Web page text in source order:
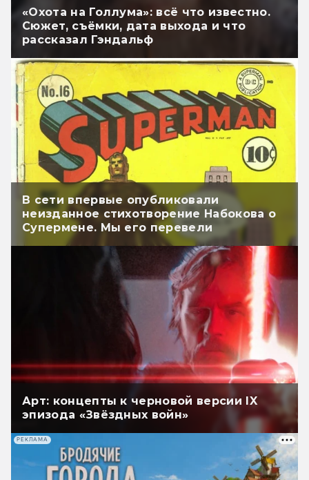
«Охота на Голлума»: всё что известно.
Сюжет, съёмки, дата выхода и что
рассказал Гэндальф
В сети впервые опубликовали
неизданное стихотворение Набокова о
Супермене. Мы его перевели
Арт: концепты к черновой версии IX
эпизода «Звёздных войн»
РЕКЛАМА